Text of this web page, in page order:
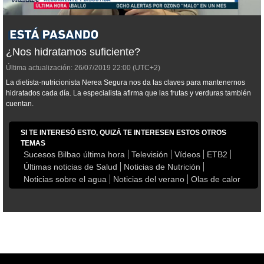
¿Nos hidratamos suficiente?
Última actualización: 26/07/2019 22:00 (UTC+2)
La dietista-nutricionista Nerea Segura nos da las claves para mantenernos
hidratados cada día. La especialista afirma que las frutas y verduras también
cuentan.
SI TE INTERESÓ ESTO, QUIZÁ TE INTERESEN ESTOS OTROS
TEMAS
Sucesos Bilbao última hora Televisión Vídeos
ETB2
Últimas noticias de Salud
Noticias de Nutrición
Noticias sobre el agua
Noticias del verano Olas de calor